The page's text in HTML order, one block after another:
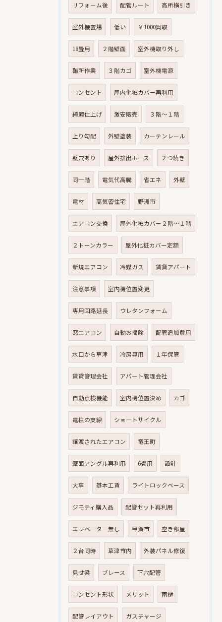
リフォーム後 配管ルート 高所横引き
室外機置場 低い ￥1000買取
18畳用 ２階壁面 室外機取り外し
難所作業 ３階カゴ 室外機電源
コンセント 屋内化粧カバー再利用
綺麗仕上げ 激安販売 ３階～１階
上り勾配 外壁塗装 カーテンレール
壁穴あり 屋外排出ホース ２つ続き
同一階 電気代高騰 省エネ 外壁
電材 高気密住宅 野洲市
エアコン交換 屋外化粧カバー２階～１階
２トーンカラー 屋外化粧カバー定額
新規エアコン 冷媒ガス 賃貸アパート
注意事項 室内機位置変更
専用回路延長 ウレタンフォーム
窓エアコン 自動お掃除 配管追加費用
水口から草津 冷房専用 １年保管
賃貸管理会社 アパート管理会社
自動点検機能 室内機位置決め カゴ
電柱の支線 ショートサイクル
譲渡されたエアコン 竜王町
壁面アングル再利用 6畳用 設計
大事 基本工賃 ライトロックベース
ジモティ購入品 配管セット再利用
エレベーター無し 甲賀市 空き部屋
２台同時 草津市内 外装パネル修復
見せ梁 ブレース 下穴配管
コンセント形状 メリット 雨樋
配管レイアウト ガスチャージ